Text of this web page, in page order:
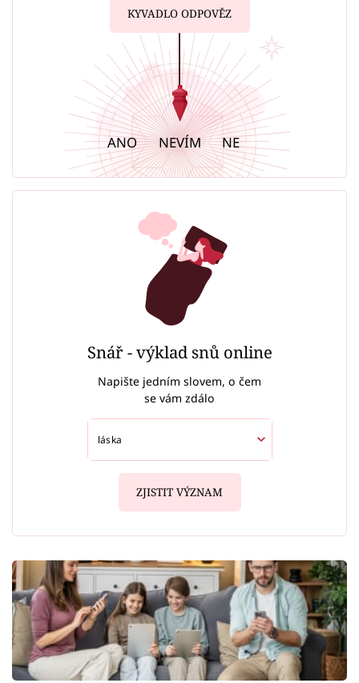
KYVADLO ODPOVĚZ
ANO NEVÍM NE
Snář - výklad snů online
Napište jedním slovem, o čem
se vám zdálo
ZJISTIT VÝZNAM